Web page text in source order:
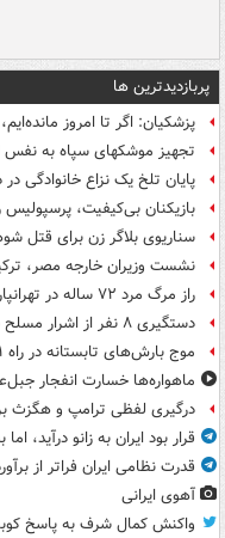
پربازدیدترین ها
پزشکیان: اگر تا امروز
تجهیز موشکهای سپاه به
پایان تلخ یک نزاع خانوادگی در
بازیکنان بی‌کیفیت، پرسپولیس
سناریوی بلاگر زن برای قتل
نشست وزیران خارجه مصر،
راز مرگ مرد ۷۲ ساله در تهرانپارس فاش شد
دستگیری ۸ نفر از اشرار مسلح شاخص و مرتبطین گروهک های تروریستی
موج بارش‌های تابستانه در راه ۱۱ استان
ماهواره‌ها خسارت انفجار
درگیری لفظی ترامپ و هگزث
قرار بود ایران به زانو درآید،
قدرت نظامی ایران فراتر از
آهوی ایرانی
واکنش کمال شرف به پاسخ